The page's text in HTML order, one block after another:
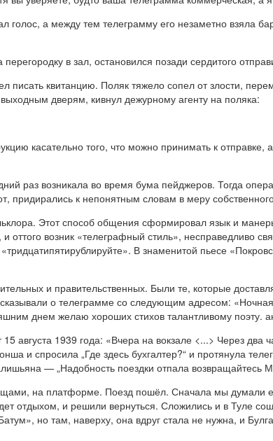
а между тем телеграмму его незаметно взяла
в зал, остановился позади сердитого
писать квитанцию. Поляк тяжело сопел от злости,
дверям, кивнул дежурному агенту на поляка:
касательно того, что можно принимать к
раз возникала во время бума пейджеров. Тогда
придирались к непонятным словам в меру
Этот способ общения сформировал язык и
возник «телеграфный стиль», несправедливо
В знаменитой пьесе
и правительственных. Были те, которые
о телеграмме со следующим адресом:
днем желаю хороших стихов талантливому поэту.
августа 1939 года: «Вчера на вокзале <...> Через
и спросила „Где здесь бухгалтер?“ и протянула
— „Надобность поездки отпала возвращайтесь
на платформе. Поезд пошёл. Сначала мы думали
отдыхом, и решили вернуться. Сложились и в Туле
но там, наверху, она вдруг стала не нужна, и